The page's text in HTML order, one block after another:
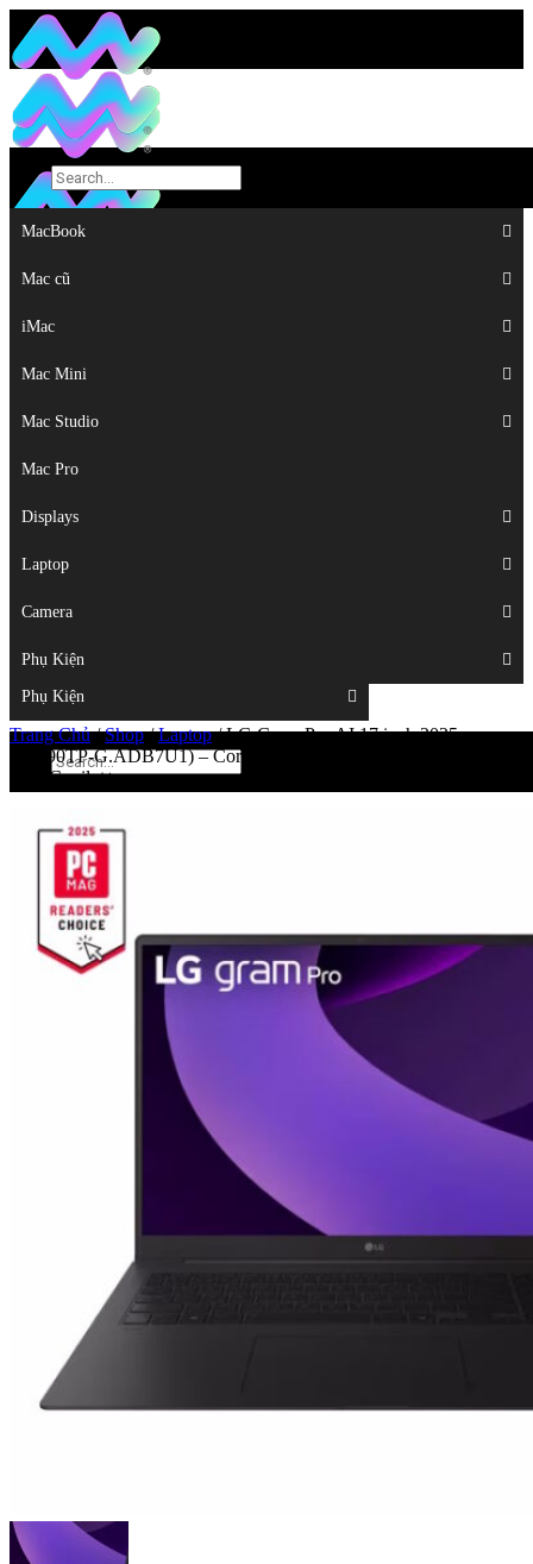
MacBook
Mac cũ
iMac
Mac Mini
Mac Studio
Mac Pro
Displays
Laptop
Camera
Phụ Kiện
MacBook
Mac cũ
iMac
Mac Mini
Mac Studio
Mac Pro
Displays
Laptop
Camera
Phụ Kiện
Top
Trang Chủ/Shop/Laptop/LG Gram Pro AI 17 inch 2025
(17Z90TP-G.ADB7U1) – Core Ultra 7 255H Ram 32GB SSD
2TB Copilot+